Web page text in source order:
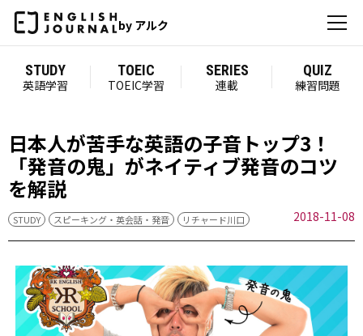
by アルク
STUDY
英語学習
TOEIC
TOEIC学習
SERIES
連載
QUIZ
練習問題
日本人が苦手な英語の子音トップ3！
「発音の鬼」がネイティブ発音のコツ
を解説
STUDY スピーキング・英会話・発音 リチャード川口 2018-11-08